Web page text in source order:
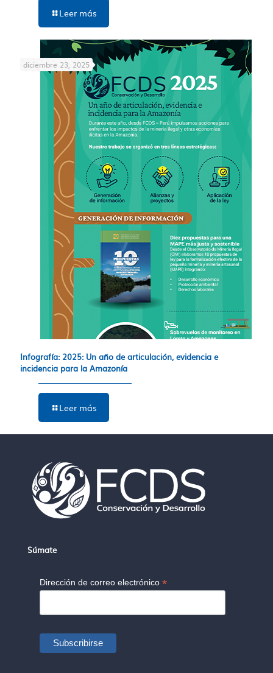
Leer más
diciembre 23, 2025
Infografía: 2025: Un año de articulación, evidencia e
incidencia para la Amazonía
Leer más
Súmate
Dirección de correo electrónico *